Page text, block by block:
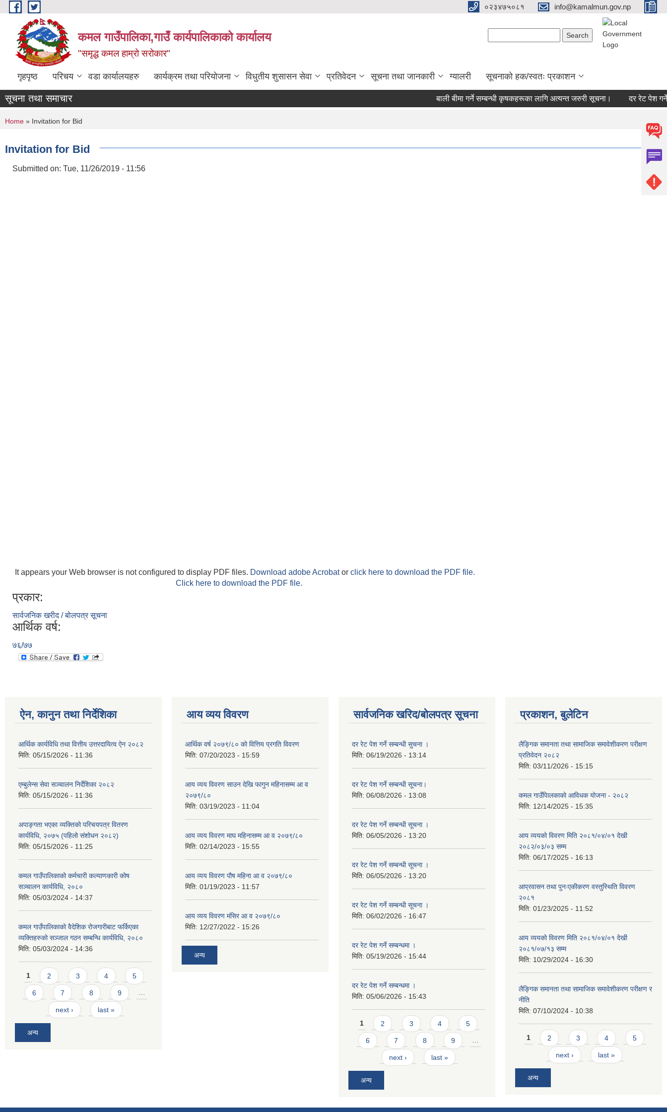
Skip to main content ०२३४७५०८१ info@kamalmun.gov.np
कमल गाउँपालिका,गाउँ कार्यपालिकाको कार्यालय
"समृद्ध कमल हाम्रो सरोकार"
गृहपृष्ठ परिचय वडा कार्यालयहरु कार्यक्रम तथा परियोजना विधुतीय शुसासन सेवा प्रतिवेदन सूचना तथा जानकारी ग्यालरी सूचनाको हक/स्वतः प्रकाशन
सूचना तथा समाचार बाली बीमा गर्ने सम्बन्धी कृषकहरूका लागि अत्यन्त जरुरी सूचना। दर रेट पेश गर्ने
You are here
Home » Invitation for Bid
Invitation for Bid
Submitted on: Tue, 11/26/2019 - 11:56
It appears your Web browser is not configured to display PDF files. Download adobe Acrobator click here to download the PDF file.
Click here to download the PDF file.
प्रकार:
सार्वजनिक खरीद / बोलपत्र सूचना
आर्थिक वर्ष:
७६/७७
ऐन, कानुन तथा निर्देशिका
आर्थिक कार्यविधि तथा वित्तीय उत्तरदायित्व ऐन २०८२
मिति: 05/15/2026 - 11:36
एम्बुलेन्स सेवा सञ्चालन निर्देशिका २०८२
मिति: 05/15/2026 - 11:36
अपाङ्गता भएका व्यक्तिको परिचयपत्र वितरण
कार्यविधि, २०७५ (पहिलो संशोधन २०८२)
मिति: 05/15/2026 - 11:25
कमल गाउँपालिकाको कर्मचारी कल्याणकारी कोष
सञ्चालन कार्यविधि, २०८०
मिति: 05/03/2024 - 14:37
कमल गाउँपालिकाको वैदेशिक रोजगारीबाट फर्किएका
व्यक्तिहरुको सञ्जाल गठन सम्बन्धि कार्यविधि, २०८०
मिति: 05/03/2024 - 14:36
Pages
1 2 3 4 5
6 7 8 9 …
next › last »
अन्य
आय व्यय विवरण
आर्थिक वर्ष २०७९/८० को वित्तिय प्रगति विवरण
मिति: 07/20/2023 - 15:59
आय व्यय विवरण साउन देखि फागुन महिनासम्म आ व
२०७९/८०
मिति: 03/19/2023 - 11:04
आय व्यय विवरण माघ महिनासम्म आ व २०७९/८०
मिति: 02/14/2023 - 15:55
आय व्यय विवरण पौष महिना आ व २०७९/८०
मिति: 01/19/2023 - 11:57
आय व्यय विवरण मंसिर आ व २०७९/८०
मिति: 12/27/2022 - 15:26
अन्य
सार्वजनिक खरिद/बोलपत्र सूचना
दर रेट पेश गर्ने सम्बन्धी सुचना ।
मिति: 06/19/2026 - 13:14
दर रेट पेश गर्ने सम्बन्धी सूचना।
मिति: 06/08/2026 - 13:08
दर रेट पेश गर्ने सम्बन्धी सूचना ।
मिति: 06/05/2026 - 13:20
दर रेट पेश गर्ने सम्बन्धी सूचना ।
मिति: 06/05/2026 - 13:20
दर रेट पेश गर्ने सम्बन्धी सूचना ।
मिति: 06/02/2026 - 16:47
दर रेट पेश गर्ने सम्बन्धमा ।
मिति: 05/19/2026 - 15:44
दर रेट पेश गर्ने सम्बन्धमा ।
मिति: 05/06/2026 - 15:43
Pages
1 2 3 4 5
6 7 8 9 …
next › last »
अन्य
प्रकाशन, बुलेटिन
लैङ्गिक समानता तथा सामाजिक समावेशीकरण परीक्षण
प्रतिवेदन २०८२
मिति: 03/11/2026 - 15:15
कमल गाउँपािलकाको आविधक योजना - २०८२
मिति: 12/14/2025 - 15:35
आय व्ययको विवरण मिति २०८१/०४/०१ देखी
२०८२/०३/०३ सम्म
मिति: 06/17/2025 - 16:13
आप्रवासन तथा पुनःएकीकरण वस्तुस्थिति विवरण
२०८१
मिति: 01/23/2025 - 11:52
आय व्ययको विवरण मिति २०८१/०४/०१ देखी
२०८१/०७/१३ सम्म
मिति: 10/29/2024 - 16:30
लैङ्गिक समानता तथा सामाजिक समावेशीकरण परीक्षण र
नीति
मिति: 07/10/2024 - 10:38
Pages
1 2 3 4 5
next › last »
अन्य